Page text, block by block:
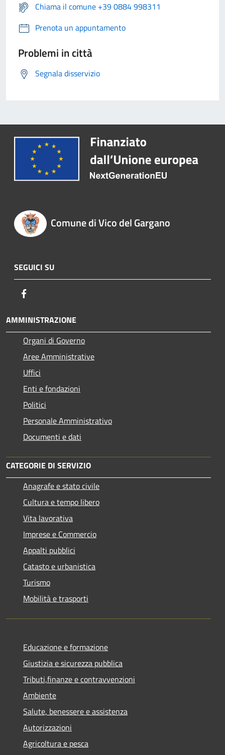
Chiama il comune +39 0884 998311
Prenota un appuntamento
Problemi in città
Segnala disservizio
Comune di Vico del Gargano
SEGUICI SU
AMMINISTRAZIONE
Organi di Governo
Aree Amministrative
Uffici
Enti e fondazioni
Politici
Personale Amministrativo
Documenti e dati
CATEGORIE DI SERVIZIO
Anagrafe e stato civile
Cultura e tempo libero
Vita lavorativa
Imprese e Commercio
Appalti pubblici
Catasto e urbanistica
Turismo
Mobilità e trasporti
Educazione e formazione
Giustizia e sicurezza pubblica
Tributi,finanze e contravvenzioni
Ambiente
Salute, benessere e assistenza
Autorizzazioni
Agricoltura e pesca